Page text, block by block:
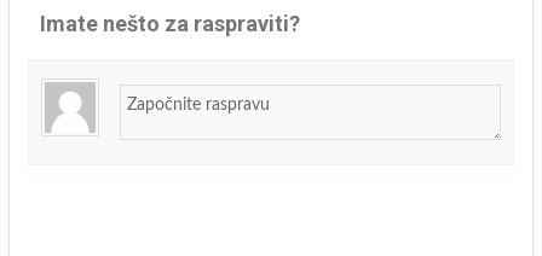
Imate nešto za raspraviti?